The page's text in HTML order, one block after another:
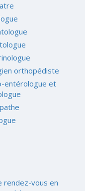
orthopédiste
entérologue et
rendez-vous en